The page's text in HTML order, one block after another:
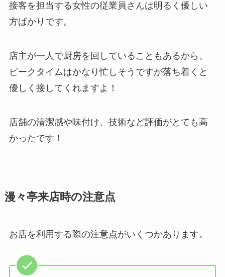
接客を担当する女性の従業員さんは明るく優しい
方ばかりです。
店主が一人で厨房を回していることもあるから、
ピークタイムはかなり忙しそうですが落ち着くと
優しく接してくれますよ！
店舗の清潔感や味付け、技術など評価がとても高
かったです！
漫々亭来店時の注意点
お店を利用する際の注意点がいくつかあります。